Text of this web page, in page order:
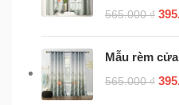
565.000₫
Mẫu rèm
565.000₫